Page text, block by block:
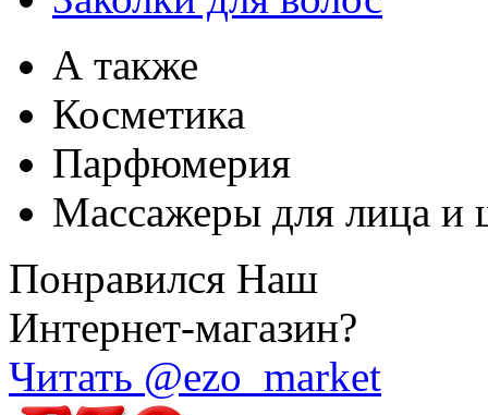
А также
Косметика
Парфюмерия
Массажеры для лица и
Понравился Наш
Интернет-магазин?
Читать @ezo_market